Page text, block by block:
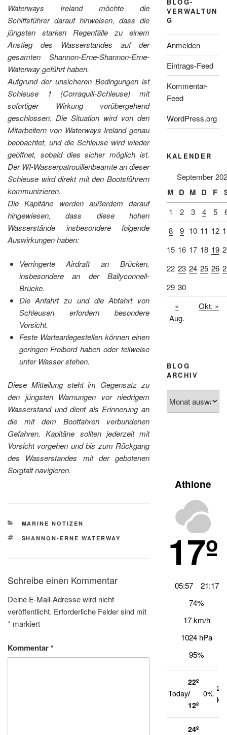
Waterways Ireland möchte die
Schiffsführer darauf hinweisen, dass die
jüngsten starken Regenfälle zu einem
Anstieg des Wasserstandes auf der
gesamten Shannon-Erne-Shannon-Erne-
Waterway geführt haben.
Aufgrund der unsicheren Bedingungen ist
Schleuse 1 (Corraquill-Schleuse) mit
sofortiger Wirkung vorübergehend
geschlossen. Die Situation wird von den
Mitarbeitern von Waterways Ireland genau
beobachtet, und die Schleuse wird wieder
geöffnet, sobald dies sicher möglich ist.
Der WI-Wasserpatrouillenbeamte an dieser
Schleuse wird direkt mit den Bootsführern
kommunizieren.
Die Kapitäne werden außerdem darauf
hingewiesen, dass diese hohen
Wasserstände insbesondere folgende
Auswirkungen haben:
Verringerte Airdraft an Brücken,
insbesondere an der Ballyconnell-
Brücke.
Die Anfahrt zu und die Abfahrt von
Schleusen erfordern besondere
Vorsicht.
Feste Warteanlegestellen können einen
geringen Freibord haben oder teilweise
unter Wasser stehen.
Diese Mitteilung steht im Gegensatz zu
den jüngsten Warnungen vor niedrigem
Wasserstand und dient als Erinnerung an
die mit dem Bootfahren verbundenen
Gefahren. Kapitäne sollten jederzeit mit
Vorsicht vorgehen und bis zum Rückgang
des Wasserstandes mit der gebotenen
Sorgfalt navigieren.
KATEGORIEN
MARINE NOTIZEN
SCHLAGWÖRTER
SHANNON-ERNE WATERWAY
Schreibe einen Kommentar
Deine E-Mail-Adresse wird nicht
veröffentlicht. Erforderliche Felder sind mit
* markiert
Kommentar*
VERWALTUN
G
Anmelden
Eintrags-Feed
Kommentar-
Feed
WordPress.org
KALENDER
September
M D M D F
1 2 3 4 5
8
9 10 11 12
15 16 17 18 19
22 23 24 25 26
29 30
«
Aug.
Okt. »
BLOG
ARCHIV
Archiv
Athlone
17º
05:57
21:17
74%
17 km/h
1024 hPa
95%
Today
22º
/
12º
0%
21
24º